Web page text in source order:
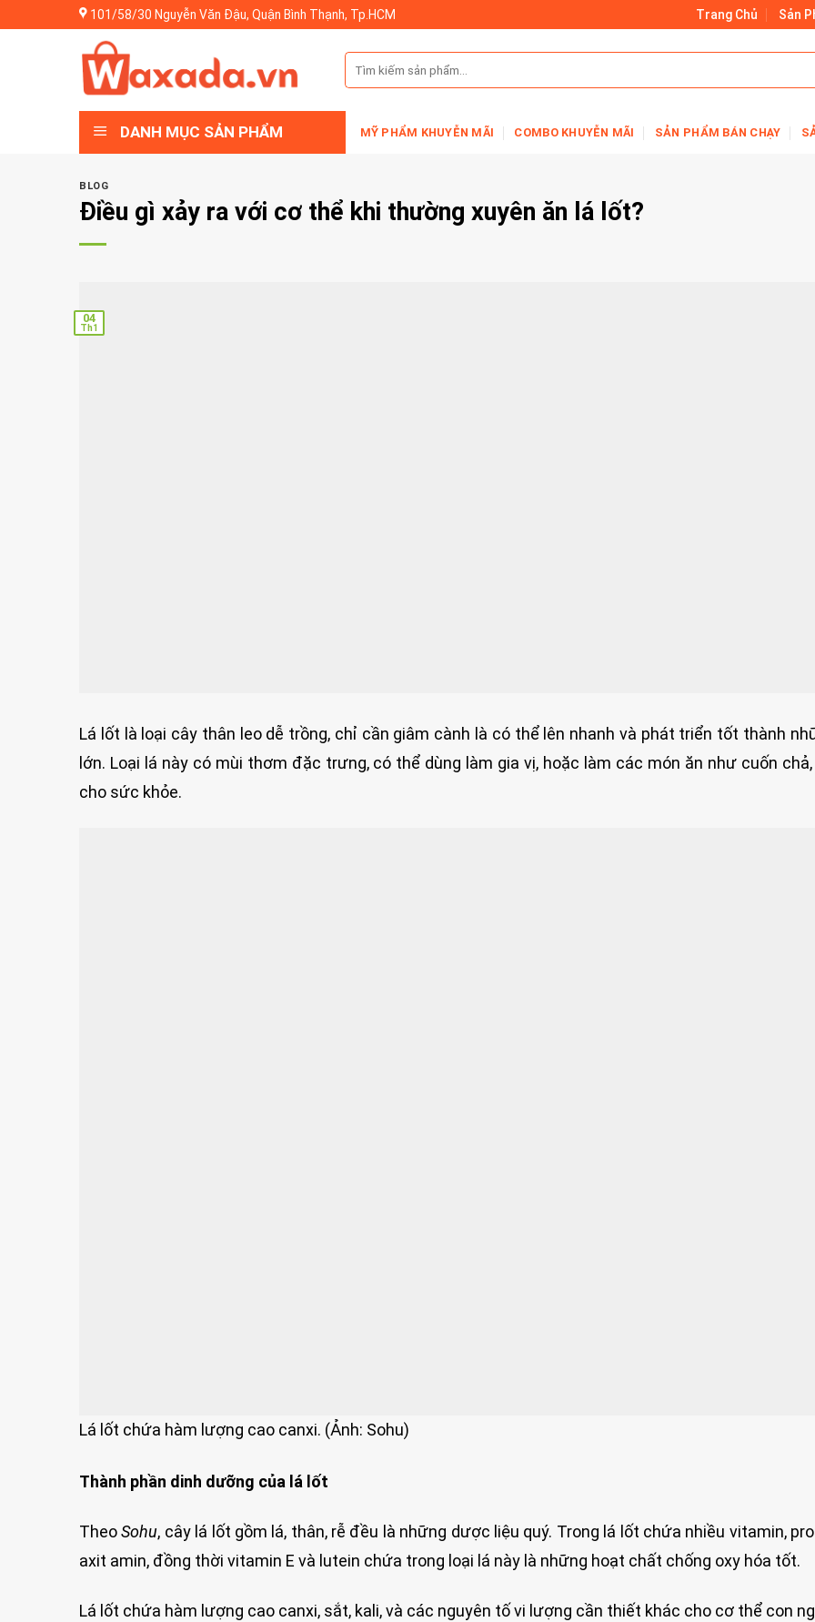
to
101/58/30 Nguyễn Văn Đậu, Quận Bình Thạnh, Tp.HCM Trang Chủ Sản
Tìm
kiếm:
DANH MỤC SẢN PHẨM MỸ PHẨM KHUYỄN MÃI COMBO KHUYỄN MÃI SẢN PHẨM BÁN CHẠY
BLOG
Điều gì xảy ra với cơ thể khi thường xuyên ăn lá lốt?
04
Th1
Lá lốt là loại cây thân leo dễ trồng, chỉ cần giâm cành là có thể lên nhanh và phát triển tốt thành
lớn. Loại lá này có mùi thơm đặc trưng, có thể dùng làm gia vị, hoặc làm các món ăn như cuốn
cho sức khỏe.
Lá lốt chứa hàm lượng cao canxi. (Ảnh: Sohu)
Thành phần dinh dưỡng của lá lốt
TheoSohu, cây lá lốt gồm lá, thân, rễ đều là những dược liệu quý. Trong lá lốt chứa nhiều vitamin,
axit amin, đồng thời vitamin E và lutein chứa trong loại lá này là những hoạt chất chống oxy hóa tốt.
Lá lốt chứa hàm lượng cao canxi, sắt, kali, và các nguyên tố vi lượng cần thiết khác cho cơ thể con